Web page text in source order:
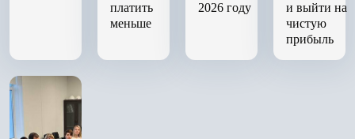
платить
меньше
2026 году
и выйти на
чистую
прибыль